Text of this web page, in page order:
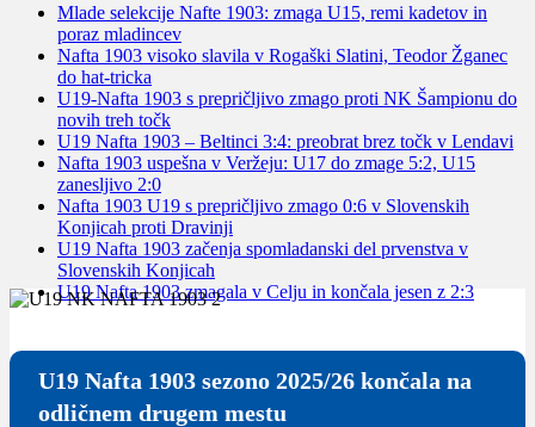
Mlade selekcije Nafte 1903: zmaga U15, remi kadetov in
poraz mladincev
Nafta 1903 visoko slavila v Rogaški Slatini, Teodor Žganec
do hat-tricka
U19-Nafta 1903 s prepričljivo zmago proti NK Šampionu do
novih treh točk
U19 Nafta 1903 – Beltinci 3:4: preobrat brez točk v Lendavi
Nafta 1903 uspešna v Veržeju: U17 do zmage 5:2, U15
zanesljivo 2:0
Nafta 1903 U19 s prepričljivo zmago 0:6 v Slovenskih
Konjicah proti Dravinji
U19 Nafta 1903 začenja spomladanski del prvenstva v
Slovenskih Konjicah
U19 Nafta 1903 zmagala v Celju in končala jesen z 2:3
U19 Nafta 1903 sezono 2025/26 končala na
odličnem drugem mestu